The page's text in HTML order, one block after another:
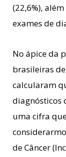
(22,6%),
exames de
No ápice da
brasileiras
calcularam
diagnósticos
uma cifra
de Câncer